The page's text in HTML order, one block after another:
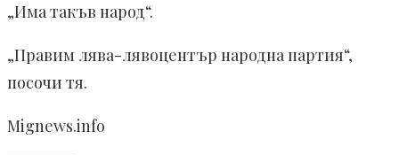
„Има такъв народ“.
„Правим лява-лявоцентър народна партия“,
посочи тя.
Mignews.info